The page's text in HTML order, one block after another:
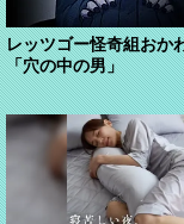
レッツゴー怪奇組おか
「穴の中の男」